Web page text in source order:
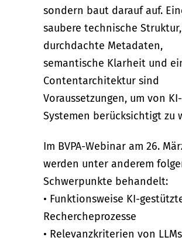
sondern baut darauf auf.
saubere technische Struktur,
durchdachte Metadaten,
semantische Klarheit und
Contentarchitektur sind
Voraussetzungen, um von KI-
Systemen berücksichtigt zu
Im BVPA-Webinar am 26.
werden unter anderem
Schwerpunkte behandelt:
• Funktionsweise KI-
Rechercheprozesse
• Relevanzkriterien von